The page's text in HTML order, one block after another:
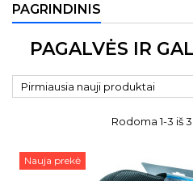
PAGRINDINIS
PAGALVĖS IR
Pirmiausia nauji produktai
Rodoma 1-3 iš
Nauja prekė